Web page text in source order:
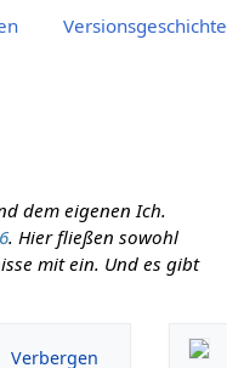
Versionsgeschichte
dem eigenen Ich.
. Hier fließen sowohl
mit ein. Und es gibt